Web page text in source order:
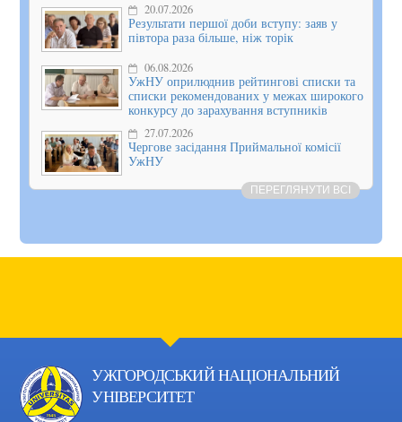
20.07.2026
Результати першої доби вступу: заяв у
півтора раза більше, ніж торік
06.08.2026
УжНУ оприлюднив рейтингові списки та
списки рекомендованих у межах широкого
конкурсу до зарахування вступників
27.07.2026
Чергове засідання Приймальної комісії
УжНУ
ПЕРЕГЛЯНУТИ ВСІ
УЖГОРОДСЬКИЙ НАЦІОНАЛЬНИЙ
УНІВЕРСИТЕТ